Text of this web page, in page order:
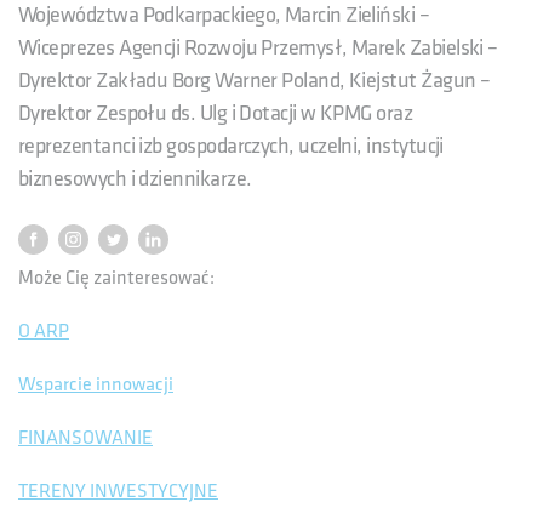
Województwa Podkarpackiego, Marcin Zieliński –
Wiceprezes Agencji Rozwoju Przemysł, Marek Zabielski –
Dyrektor Zakładu Borg Warner Poland, Kiejstut Żagun –
Dyrektor Zespołu ds. Ulg i Dotacji w KPMG oraz
reprezentanci izb gospodarczych, uczelni, instytucji
biznesowych i dziennikarze.
Może Cię zainteresować:
O ARP
Wsparcie innowacji
FINANSOWANIE
TERENY INWESTYCYJNE